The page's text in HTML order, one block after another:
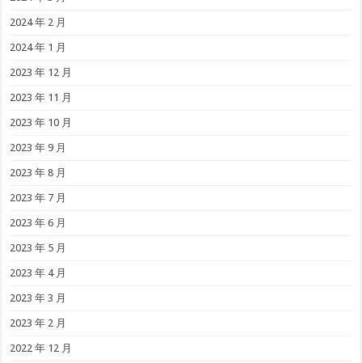
2024 年 2 月
2024 年 1 月
2023 年 12 月
2023 年 11 月
2023 年 10 月
2023 年 9 月
2023 年 8 月
2023 年 7 月
2023 年 6 月
2023 年 5 月
2023 年 4 月
2023 年 3 月
2023 年 2 月
2022 年 12 月